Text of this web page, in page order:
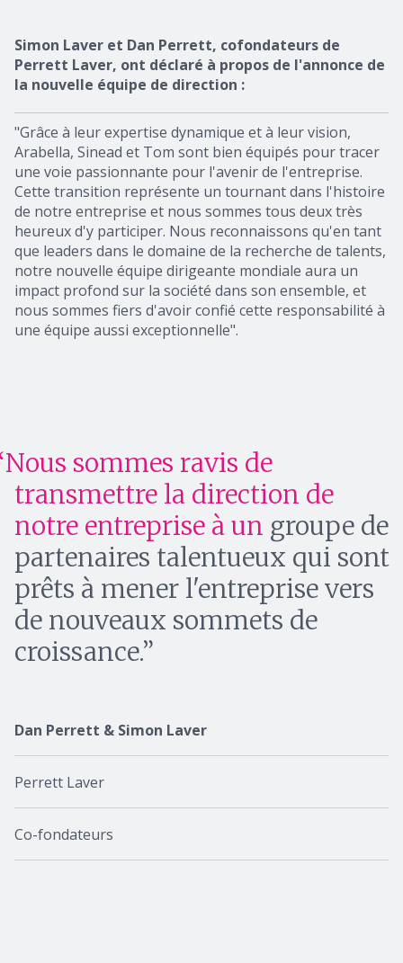
Simon Laver et Dan Perrett, cofondateurs de
Perrett Laver, ont déclaré à propos de l'annonce de
la nouvelle équipe de direction :
"Grâce à leur expertise dynamique et à leur vision,
Arabella, Sinead et Tom sont bien équipés pour tracer
une voie passionnante pour l'avenir de l'entreprise.
Cette transition représente un tournant dans l'histoire
de notre entreprise et nous sommes tous deux très
heureux d'y participer. Nous reconnaissons qu'en tant
que leaders dans le domaine de la recherche de talents,
notre nouvelle équipe dirigeante mondiale aura un
impact profond sur la société dans son ensemble, et
nous sommes fiers d'avoir confié cette responsabilité à
une équipe aussi exceptionnelle".
Nous sommes ravis de
transmettre la direction de
notre entreprise à un groupe de
partenaires talentueux qui sont
prêts à mener l'entreprise vers
de nouveaux sommets de
croissance.
Dan Perrett & Simon Laver
Perrett Laver
Co-fondateurs